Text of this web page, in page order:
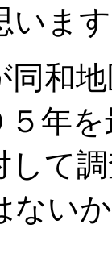
いま
和
年
して
ない